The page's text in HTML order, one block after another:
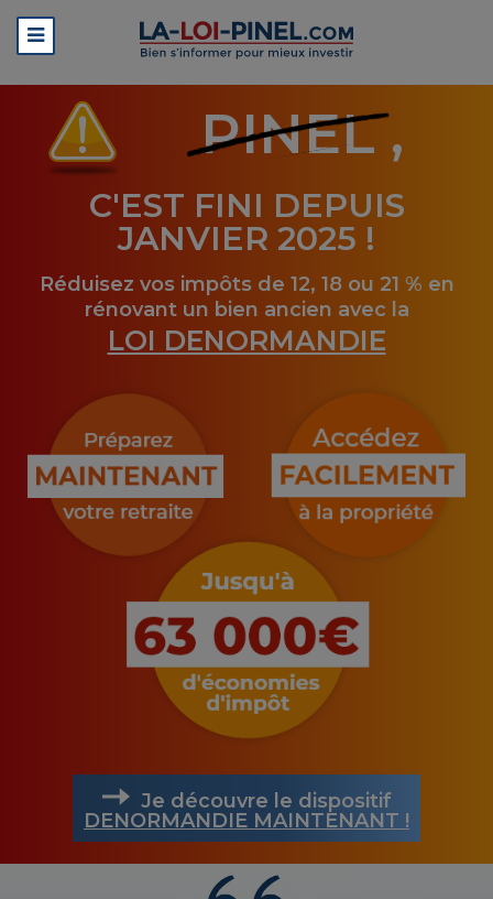
PINEL,
C'EST FINI DEPUIS
JANVIER 2025 !
Réduisez vos impôts de 12, 18 ou 21 % en
rénovant un bien ancien avec la
LOI DENORMANDIE
Je découvre le dispositif
DENORMANDIE MAINTENANT !